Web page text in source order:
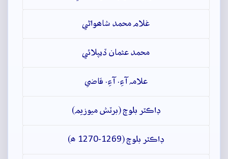
غلام محمد شاھواڻي
محمد عثمان ڏيپلائي
علامہ آءِ. آءِ. قاضي
ڊاڪٽر بلوچ (برٽش ميوزيم)
ڊاڪٽر بلوچ (1269-1270 ھ)